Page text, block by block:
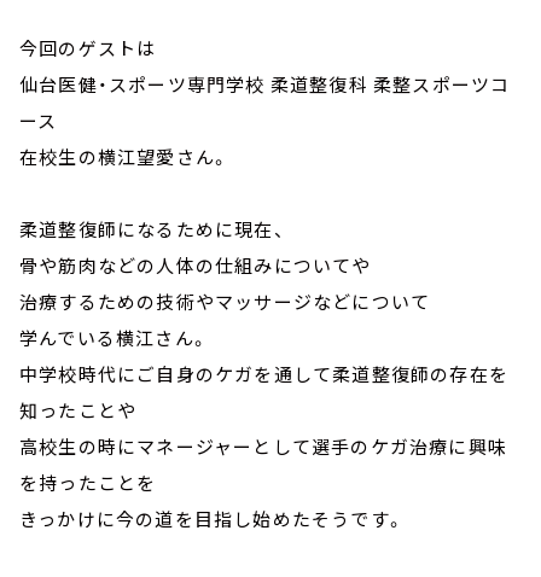
今回のゲストは
仙台医健・スポーツ専門学校 柔道整復科 柔整スポーツコ
ース
在校生の横江望愛さん。
柔道整復師になるために現在、
骨や筋肉などの人体の仕組みについてや
治療するための技術やマッサージなどについて
学んでいる横江さん。
中学校時代にご自身のケガを通して柔道整復師の存在を
知ったことや
高校生の時にマネージャーとして選手のケガ治療に興味
を持ったことを
きっかけに今の道を目指し始めたそうです。